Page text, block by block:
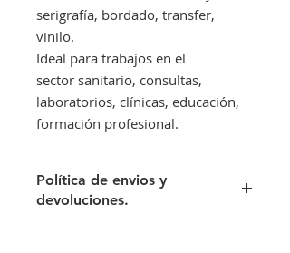
serigrafía, bordado, transfer,
vinilo.
Ideal para trabajos en el
sector sanitario, consultas,
laboratorios, clínicas, educación,
formación profesional.
Política de envios y
devoluciones.